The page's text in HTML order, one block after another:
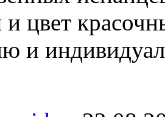
цвет
и